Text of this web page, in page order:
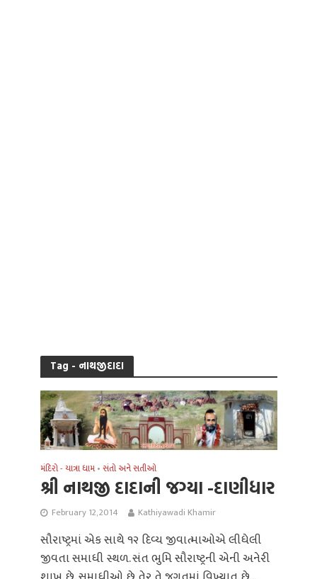
Tag - નાથજીદાદા
મંદિરો - યાત્રા ધામ • સંતો અને સતીઓ
શ્રી નાથજી દાદાની જગ્યા -દાણીધાર
February 12, 2014 Kathiyawadi Khamir
સૌરાષ્ટ્રમાં એક સાથે ૧૨ દિવ્ય જીવાત્માઓએ લીધેલી
જીવતા સમાધી સ્થળ. સંત ભુમિ સૌરાષ્ટ્રની એની અનેરી